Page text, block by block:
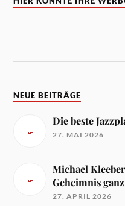
NEUE BEITRÄGE
Die beste
27. MAI 2026
Michael
Geheimnis
27. APRIL 2026